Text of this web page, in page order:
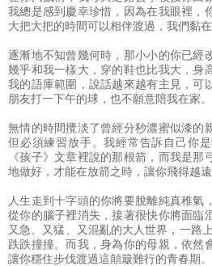
我總是感到慶幸珍惜，因為在我眼裡，
大把大把的時間可以相伴渡過，我們黏
逐漸地不知曾幾何時，那小小的你已經
幾乎和我一樣大，穿的鞋也比我大，身
我的語庫範圍，說話越來越有主見，可
朋友打一下午的球，也不願意陪我在家。
無情的時間攪淡了曾經分秒濃蜜似漆的
但必須練習放手。我經常告訴自己你
《孩子》文章裡說的那根箭，而我是
地做好，才能在放箭之時，讓你飛得越
人生走到十字頭的你將要脫離純真稚氣
從你的腦子裡消失，接著很快你將面臨
又急、又猛、又混亂的大人世界，一路
跌跌撞撞。而我，身為你的母親，依然
讓你穩住步伐渡過這顛簸難行的青春期。